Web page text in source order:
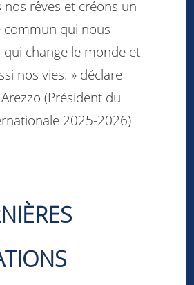
nos rêves et créons un
commun qui nous
qui change le monde et
nos vies. » déclare
(Président du
2025-2026)